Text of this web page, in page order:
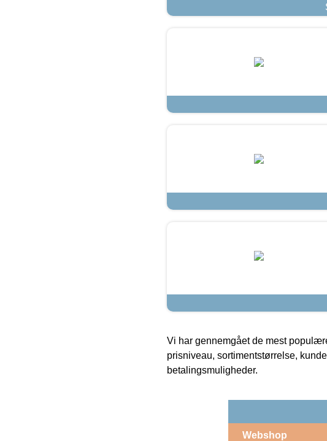
Vi har gennemgået de mest
prisniveau, sortimentstørrelse,
betalingsmuligheder.
Webshop